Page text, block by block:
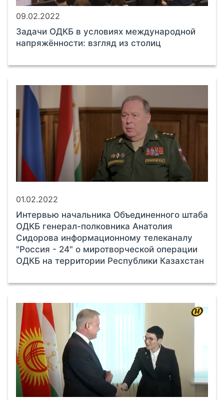
09.02.2022
Задачи ОДКБ в условиях международной
напряжённости: взгляд из столиц
01.02.2022
Интервью начальника Объединенного штаба
ОДКБ генерал-полковника Анатолия
Сидорова информационному телеканалу
"Россия - 24" о миротворческой операции
ОДКБ на территории Республики Казахстан